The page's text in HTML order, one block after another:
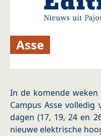
Asse
In de komende
Campus Asse
dagen (17, 19, 24 en
nieuwe elektrische